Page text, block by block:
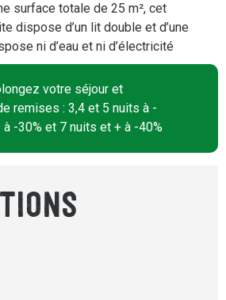
surface totale de 25 m², cet
dispose d’un lit double et d’une
ni d’eau et ni d’électricité
votre séjour et
remises : 3,4 et 5 nuits à -
à -30% et 7 nuits et + à -40%